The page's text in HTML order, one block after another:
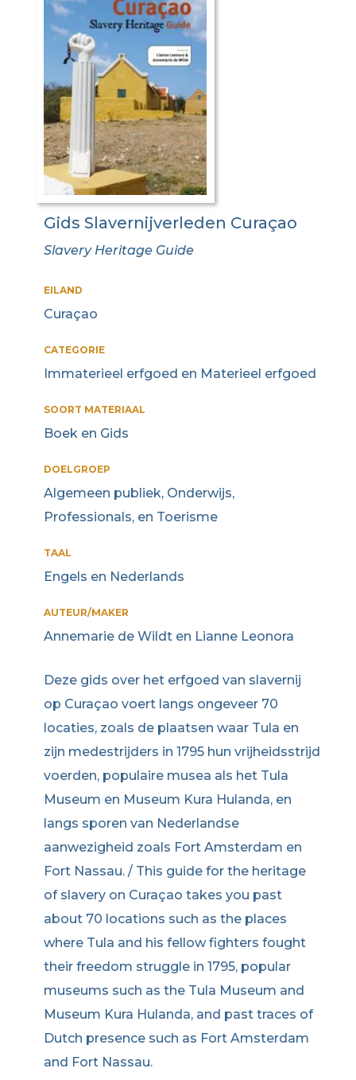
Gids Slavernijverleden Curaçao
Slavery Heritage Guide
EILAND
Curaçao
CATEGORIE
Immaterieel erfgoed en Materieel erfgoed
SOORT MATERIAAL
Boek en Gids
DOELGROEP
Algemeen publiek, Onderwijs,
Professionals, en Toerisme
TAAL
Engels en Nederlands
AUTEUR/MAKER
Annemarie de Wildt en Lianne Leonora
Deze gids over het erfgoed van slavernij
op Curaçao voert langs ongeveer 70
locaties, zoals de plaatsen waar Tula en
zijn medestrijders in 1795 hun vrijheidsstrijd
voerden, populaire musea als het Tula
Museum en Museum Kura Hulanda, en
langs sporen van Nederlandse
aanwezigheid zoals Fort Amsterdam en
Fort Nassau. / This guide for the heritage
of slavery on Curaçao takes you past
about 70 locations such as the places
where Tula and his fellow fighters fought
their freedom struggle in 1795, popular
museums such as the Tula Museum and
Museum Kura Hulanda, and past traces of
Dutch presence such as Fort Amsterdam
and Fort Nassau.